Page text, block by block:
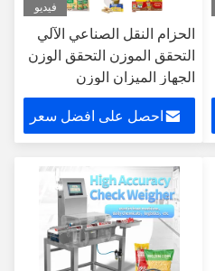
فيديو
الحزام النقل الصناعي الآلي
التحقق الموزن التحقق الوزن
الجهاز الميزان الوزن
احصل على افضل سعر